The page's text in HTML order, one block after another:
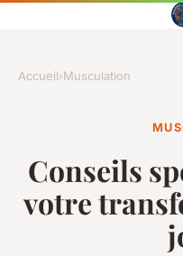
Accueil›Musculation
Conseils
votre